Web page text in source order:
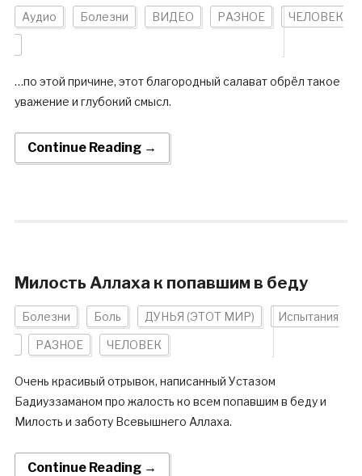
Аудио Болезни ВИДЕО РАЗНОЕ ЧЕЛОВЕК
…по этой причине, этот благородный салават обрёл такое
уважение и глубокий смысл.
Continue Reading →
Милость Аллаха к попавшим в беду
Болезни Боль ДУНЬЯ (ЭТОТ МИР) Испытания
РАЗНОЕ ЧЕЛОВЕК
Очень красивый отрывок, написанный Устазом
Бадиуззаманом про жалость ко всем попавшим в беду и
Милость и заботу Всевышнего Аллаха.
Continue Reading →